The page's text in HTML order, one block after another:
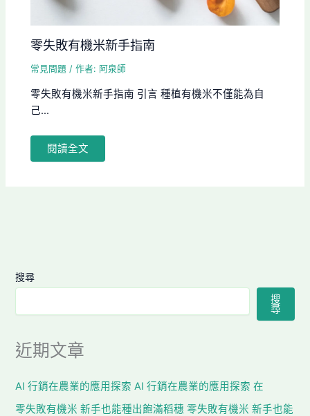
零失敗有機米新手指南
常見問題 / 作者: 阿泉師
零失敗有機米新手指南 引言 種植有機米不僅能為自
己...
閱讀全文
搜尋
搜
尋
近期文章
AI 行銷在農業的應用探索 AI 行銷在農業的應用探索 在
零失敗有機米 新手也能種出飽滿稻穗 零失敗有機米 新手也能